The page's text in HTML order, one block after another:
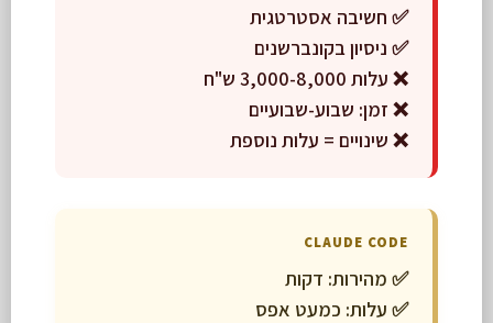
✅ חשיבה אסטרטגית
✅ ניסיון בקונברשנים
❌ עלות 3,000-8,000 ש"ח
❌ זמן: שבוע-שבועיים
❌ שינויים = עלות נוספת
CLAUDE CODE
✅ מהירות: דקות
✅ עלות: כמעט אפס